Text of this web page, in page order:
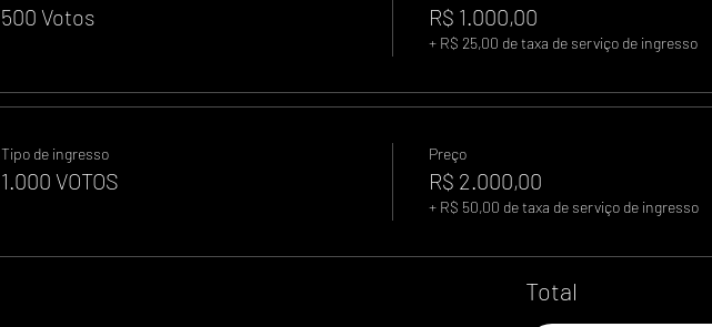
500 Votos R$ 1.000,00
+ R$ 25,00 de taxa de serviço de ingresso
Tipo de ingresso
1.000 VOTOS
Preço
R$ 2.000,00
+ R$ 50,00 de taxa de serviço de ingresso
Total